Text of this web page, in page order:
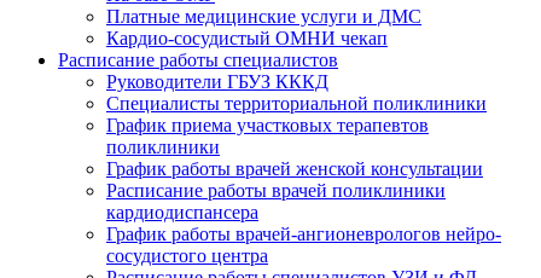
Платные медицинские услуги и ДМС
Кардио-сосудистый ОМНИ чекап
Расписание работы специалистов
Руководители ГБУЗ КККД
Специалисты территориальной поликлиники
График приема участковых терапевтов
поликлиники
График работы врачей женской консультации
Расписание работы врачей поликлиники
кардиодиспансера
График работы врачей-ангионеврологов нейро-
сосудистого центра